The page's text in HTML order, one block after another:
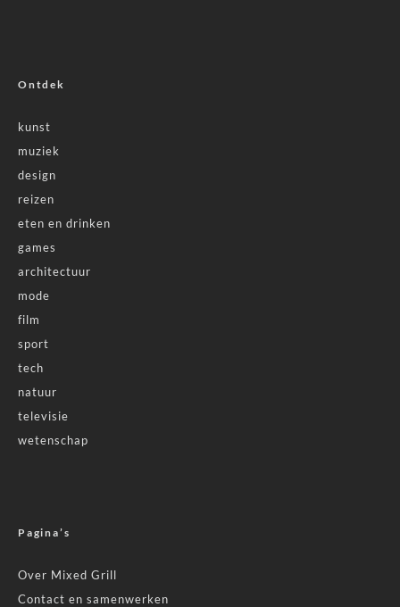
Ontdek
kunst
muziek
design
reizen
eten en drinken
games
architectuur
mode
film
sport
tech
natuur
televisie
wetenschap
Pagina’s
Over Mixed Grill
Contact en samenwerken